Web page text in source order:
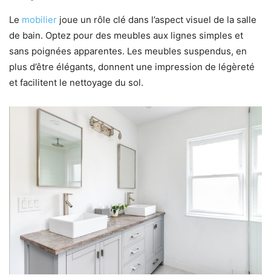
Le mobilier joue un rôle clé dans l’aspect visuel de la salle
de bain. Optez pour des meubles aux lignes simples et
sans poignées apparentes. Les meubles suspendus, en
plus d’être élégants, donnent une impression de légèreté
et facilitent le nettoyage du sol.